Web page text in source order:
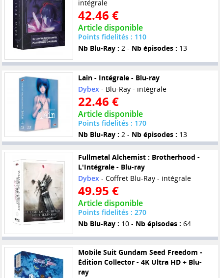
intégrale
42.46 €
Article disponible
Points fidelités : 110
Nb Blu-Ray : 2 - Nb épisodes : 13
Lain - Intégrale - Blu-ray
Dybex- Blu-Ray - intégrale
22.46 €
Article disponible
Points fidelités : 170
Nb Blu-Ray : 2 - Nb épisodes : 13
Fullmetal Alchemist : Brotherhood -
L'Intégrale - Blu-ray
Dybex- Coffret Blu-Ray - intégrale
49.95 €
Article disponible
Points fidelités : 270
Nb Blu-Ray : 10 - Nb épisodes : 64
Mobile Suit Gundam Seed Freedom -
Édition Collector - 4K Ultra HD + Blu-
ray